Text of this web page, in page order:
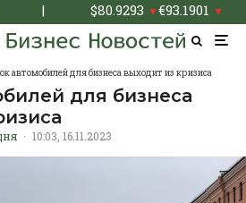
| $80.9293 ▼€93.1901 ▼
автомобилей для бизнеса выходит из кризиса
для бизнеса
· 10:03, 16.11.2023